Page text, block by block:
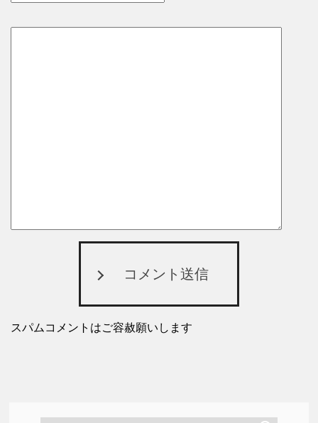
コメント送信
スパムコメントはご容赦願いします